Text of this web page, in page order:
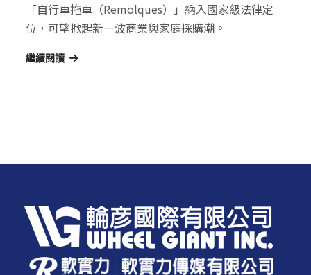
「自行車拖車（Remolques）」納入國家級法律定
位，可望掀起新一波商業與家庭採購潮。
繼續閱讀